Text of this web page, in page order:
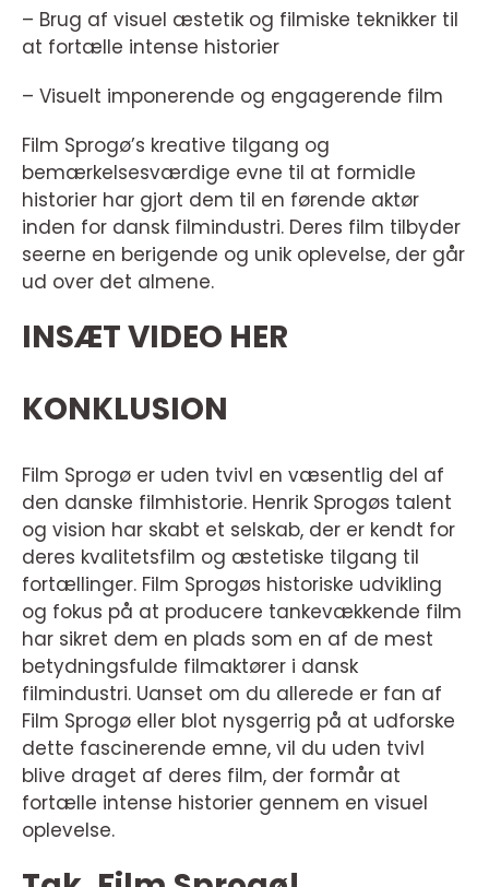
– Brug af visuel æstetik og filmiske teknikker til
at fortælle intense historier
– Visuelt imponerende og engagerende film
Film Sprogø’s kreative tilgang og
bemærkelsesværdige evne til at formidle
historier har gjort dem til en førende aktør
inden for dansk filmindustri. Deres film tilbyder
seerne en berigende og unik oplevelse, der går
ud over det almene.
INSÆT VIDEO HER
KONKLUSION
Film Sprogø er uden tvivl en væsentlig del af
den danske filmhistorie. Henrik Sprogøs talent
og vision har skabt et selskab, der er kendt for
deres kvalitetsfilm og æstetiske tilgang til
fortællinger. Film Sprogøs historiske udvikling
og fokus på at producere tankevækkende film
har sikret dem en plads som en af de mest
betydningsfulde filmaktører i dansk
filmindustri. Uanset om du allerede er fan af
Film Sprogø eller blot nysgerrig på at udforske
dette fascinerende emne, vil du uden tvivl
blive draget af deres film, der formår at
fortælle intense historier gennem en visuel
oplevelse.